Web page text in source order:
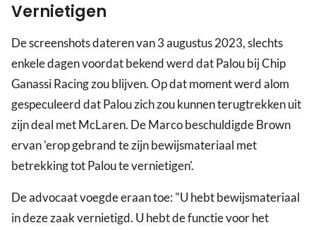
Vernietigen
De screenshots dateren van 3 augustus 2023, slechts
enkele dagen voordat bekend werd dat Palou bij Chip
Ganassi Racing zou blijven. Op dat moment werd alom
gespeculeerd dat Palou zich zou kunnen terugtrekken uit
zijn deal met McLaren. De Marco beschuldigde Brown
ervan 'erop gebrand te zijn bewijsmateriaal met
betrekking tot Palou te vernietigen'.
De advocaat voegde eraan toe: "U hebt bewijsmateriaal
in deze zaak vernietigd. U hebt de functie voor het